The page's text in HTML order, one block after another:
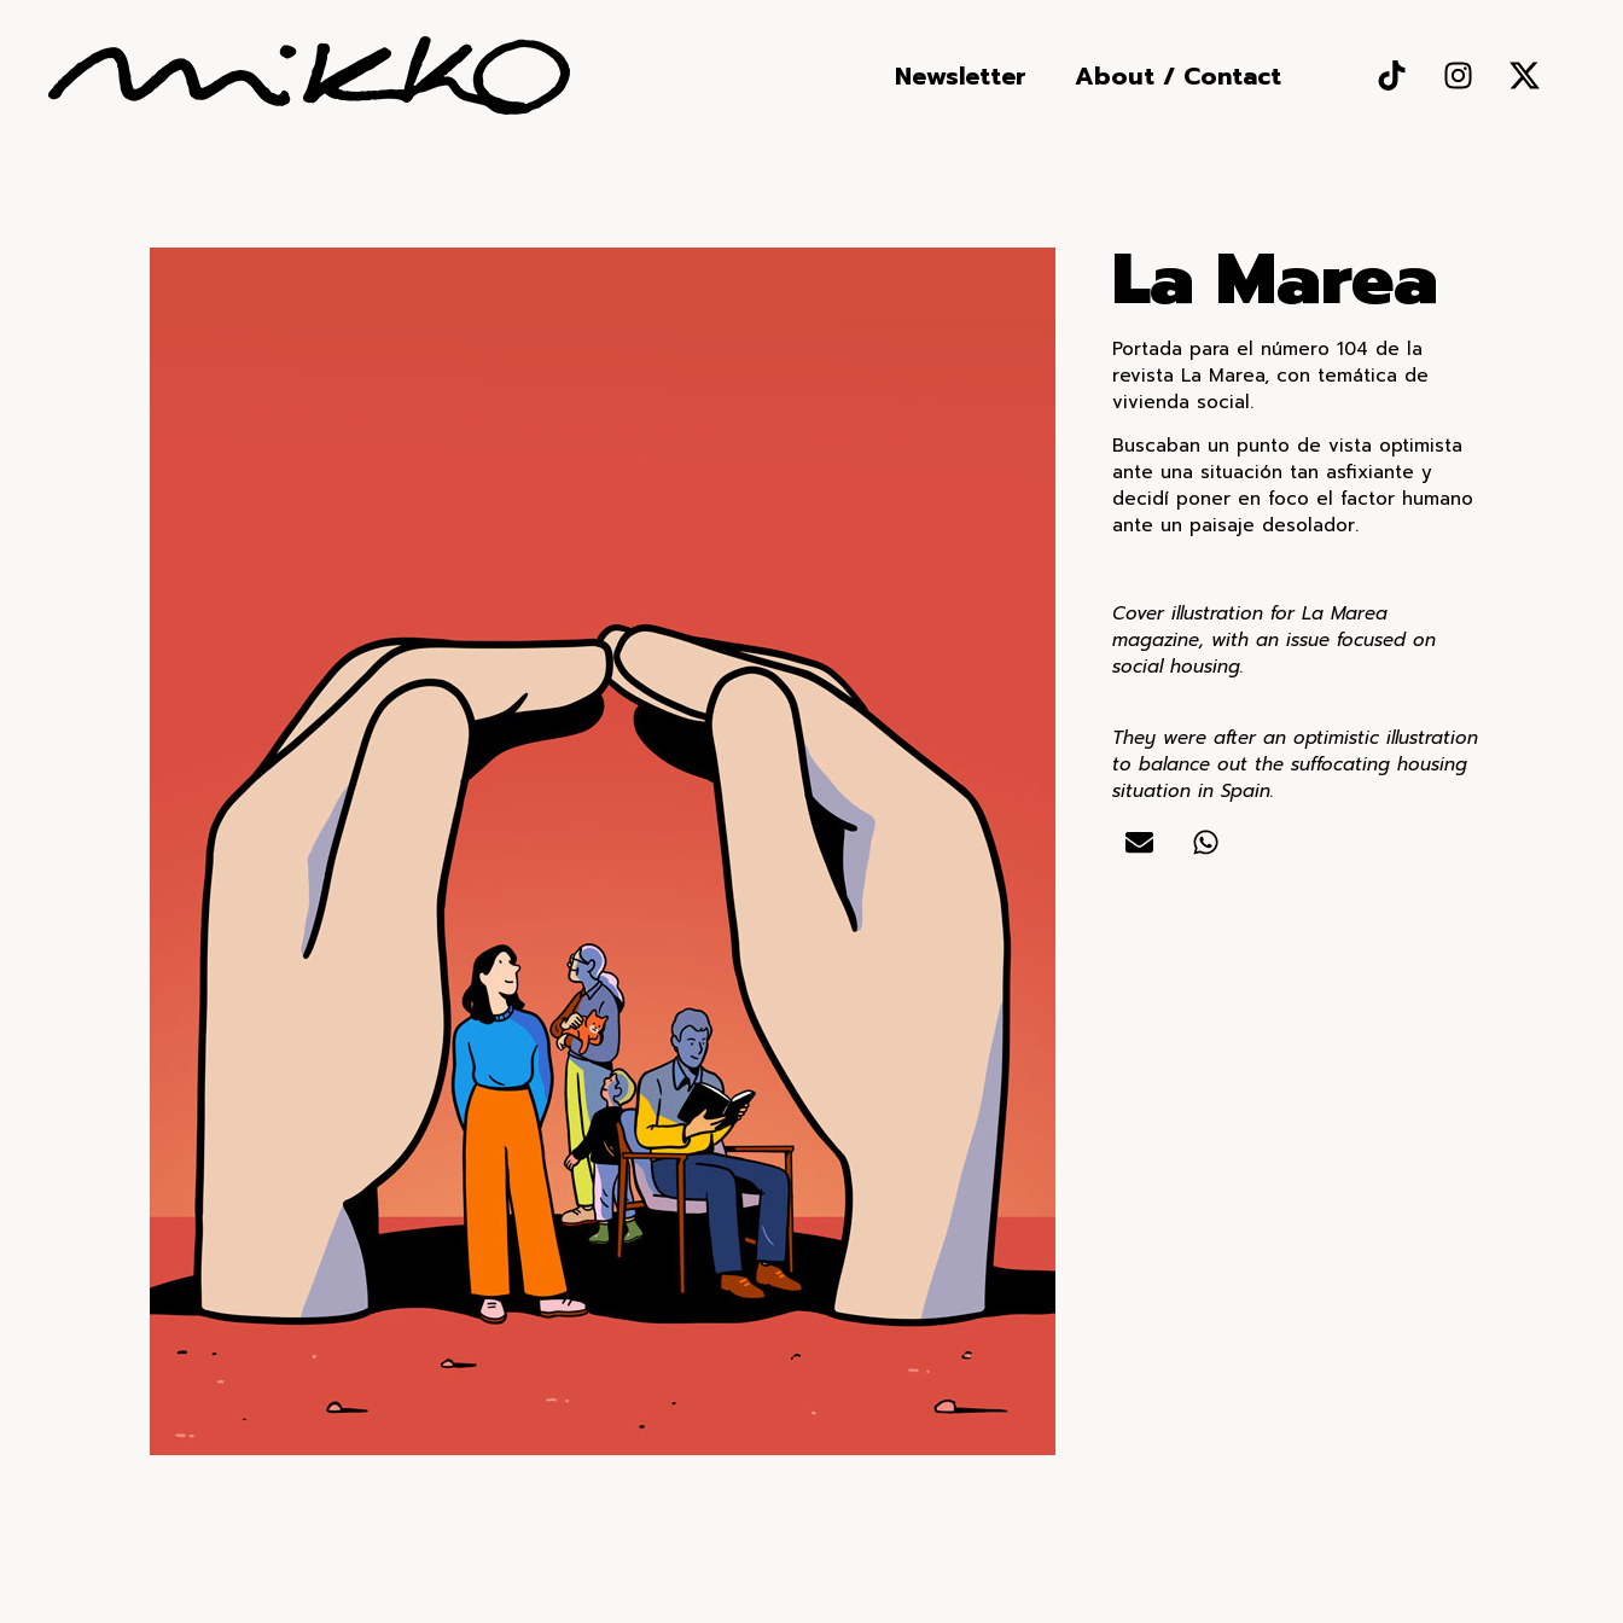
Newsletter About / Contact
La Marea
Portada para el número 104 de la
revista La Marea, con temática de
vivienda social.
Buscaban un punto de vista optimista
ante una situación tan asfixiante y
decidí poner en foco el factor humano
ante un paisaje desolador.
Cover illustration for La Marea
magazine, with an issue focused on
social housing.
They were after an optimistic illustration
to balance out the suffocating housing
situation in Spain.